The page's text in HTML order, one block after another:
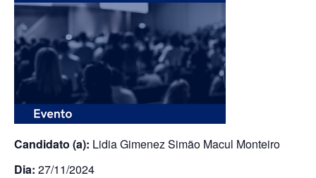
Candidato (a): Lidia Gimenez Simão Macul Monteiro
Dia: 27/11/2024